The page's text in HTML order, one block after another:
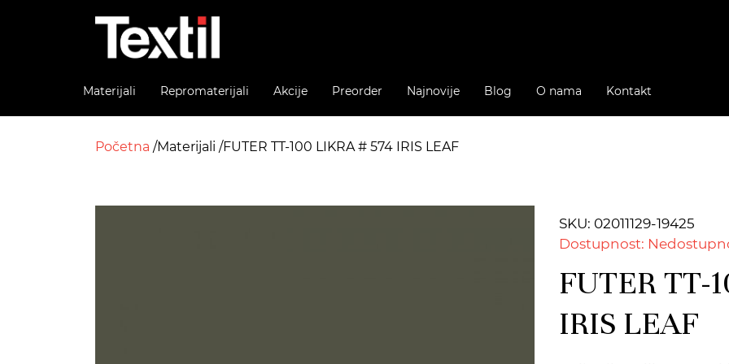
Materijali Repromaterijali Akcije Preorder Najnovije Blog O nama Kontakt
Početna Materijali FUTER TT-100 LIKRA # 574 IRIS LEAF
SKU: 02011129-19425
Dostupnost:
FUTER TT-
IRIS LEAF